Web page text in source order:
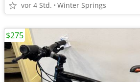
vor 4 Std. Winter Springs
$275